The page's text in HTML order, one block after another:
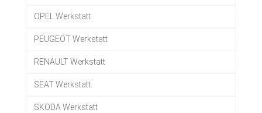
OPEL Werkstatt
PEUGEOT Werkstatt
RENAULT Werkstatt
SEAT Werkstatt
SKODA Werkstatt